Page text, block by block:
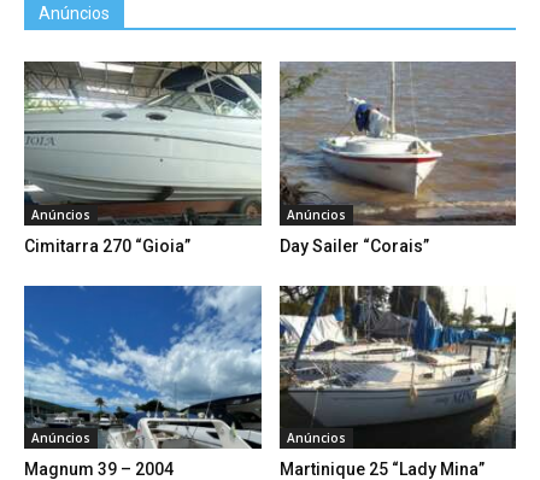
Anúncios
Anúncios
Cimitarra 270 “Gioia”
Anúncios
Day Sailer “Corais”
Anúncios
Magnum 39 – 2004
Anúncios
Martinique 25 “Lady Mina”